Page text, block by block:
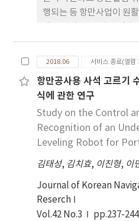
의 야드 이송 장비 자동화
더 높일 수 있다는 걸을 알
행되는 등 항만사업이 원
트 단지는 항만배후부지
주고 있으며, 각종 교통편
은 여러 기관에 분산되거
상의 혼란과 책임 떠넘기
산항 신항과 배후단지가
대로 수행하기 위해서는
책이 반드시 필요한 실 정
에서 본 연구는 정부 간 기
의 정부 간 배분 상의 문제
선방안을 제시하는 것을
특히 주거시설의 공급, 교
과 관련된 기능배분이 행
2018.06 서비스 종료(열람
항만공사용 사석 고르기
식에 관한 연구
Study on the Control
Recognition of an
Leveling Robot for
김태성, 김치효, 이진형, 이
Journal of Korean
Reserch
Vol.42 No.3
pp.237-244